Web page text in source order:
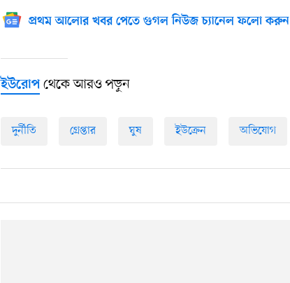
প্রথম আলোর খবর পেতে গুগল নিউজ চ্যানেল ফলো করুন
ইউরোপথেকে আরও পড়ুন
দুর্নীতি গ্রেপ্তার ঘুষ ইউক্রেন অভিযোগ